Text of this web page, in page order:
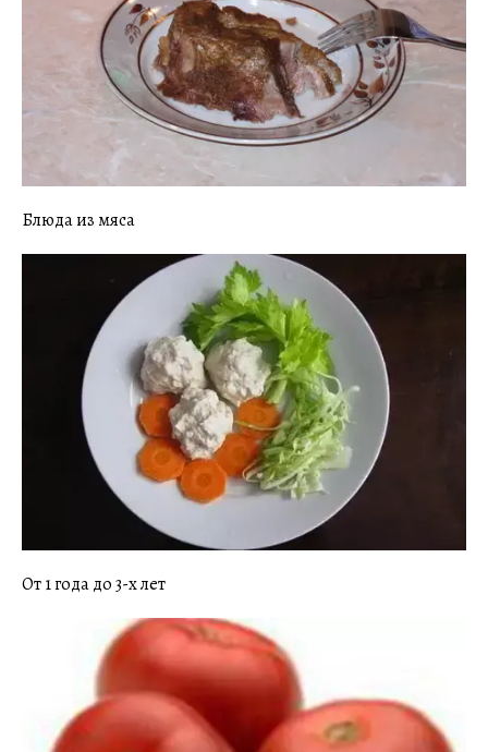
Блюда из мяса
От 1 года до 3-х лет